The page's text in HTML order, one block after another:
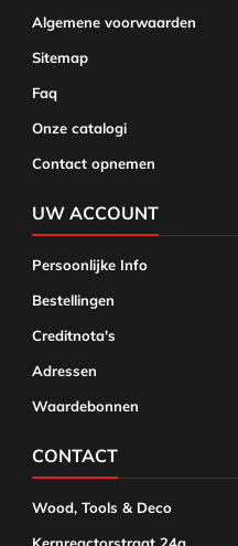
Algemene voorwaarden
Sitemap
Faq
Onze catalogi
Contact opnemen
UW ACCOUNT
Persoonlijke Info
Bestellingen
Creditnota's
Adressen
Waardebonnen
CONTACT
Wood, Tools & Deco